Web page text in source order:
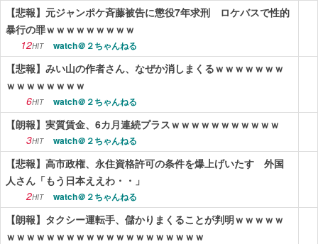
【悲報】元ジャンポケ斉藤被告に懲役7年求刑 ロケバスで性的
暴行の罪ｗｗｗｗｗｗｗｗｗ
12HIT watch＠２ちゃんねる
【悲報】みい山の作者さん、なぜか消しまくるｗｗｗｗｗｗｗ
ｗｗｗｗｗｗｗｗ
6HIT watch＠２ちゃんねる
【朗報】実質賃金、6カ月連続プラスｗｗｗｗｗｗｗｗｗｗｗ
3HIT watch＠２ちゃんねる
【悲報】高市政権、永住資格許可の条件を爆上げいたす 外国
人さん「もう日本ええわ・・」
2HIT watch＠２ちゃんねる
【朗報】タクシー運転手、儲かりまくることが判明ｗｗｗｗｗ
ｗｗｗｗｗｗｗｗｗｗｗｗｗｗｗｗｗｗｗｗ